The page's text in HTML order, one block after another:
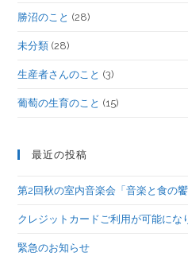
勝沼のこと (28)
未分類 (28)
生産者さんのこと (3)
葡萄の生育のこと (15)
最近の投稿
第2回秋の室内音楽会「音楽と食の
クレジットカードご利用が可能にな
緊急のお知らせ